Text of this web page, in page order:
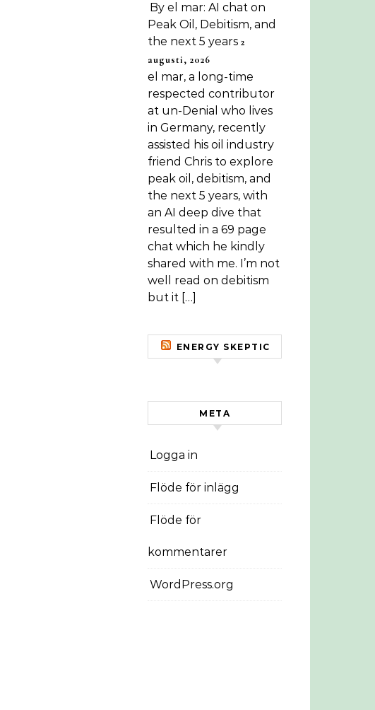
By el mar: AI chat on
Peak Oil, Debitism, and
the next 5 years 2
augusti, 2026
el mar, a long-time
respected contributor
at un-Denial who lives
in Germany, recently
assisted his oil industry
friend Chris to explore
peak oil, debitism, and
the next 5 years, with
an AI deep dive that
resulted in a 69 page
chat which he kindly
shared with me. I’m not
well read on debitism
but it […]
ENERGY SKEPTIC
META
Logga in
Flöde för inlägg
Flöde för
kommentarer
WordPress.org